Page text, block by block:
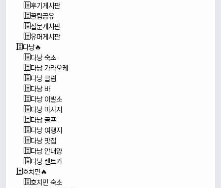
후기게시판
꿀팁공유
질문게시판
유머게시판
다낭🔥
다낭 숙소
다낭 가라오케
다낭 클럽
다낭 바
다낭 이발소
다낭 마사지
다낭 골프
다낭 여행지
다낭 맛집
다낭 안내양
다낭 렌트카
호치민🔥
호치민 숙소